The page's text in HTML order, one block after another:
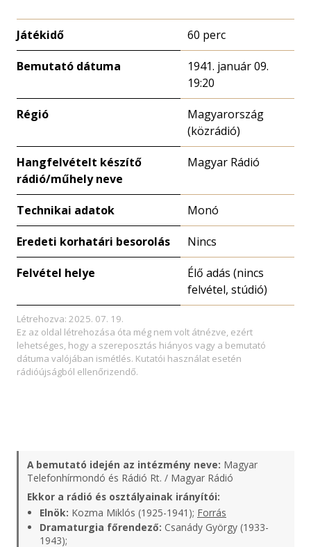
Játékidő 60 perc
Bemutató dátuma
1941. január 09.
19:20
Régió
Magyarország
(közrádió)
Hangfelvételt készítő
rádió/műhely neve
Magyar Rádió
Technikai adatok Monó
Eredeti korhatári besorolás Nincs
Felvétel helye
Élő adás (nincs
felvétel, stúdió)
Létrehozva: 2025. 07. 19.
Ez az oldal létrehozása óta még nem volt átnézve, ezért
lehetséges, hogy a szereposztás hiányos vagy a bemutató
dátuma valójában ismétlés. Kutatói használat esetén
rádióújságból ellenőrizendő.
A bemutató idején az intézmény neve: Magyar
Telefonhírmondó és Rádió Rt. / Magyar Rádió
Ekkor a rádió és osztályainak irányítói:
Elnök: Kozma Miklós (1925-1941); Forrás
Dramaturgia főrendező: Csanády György (1933-
1943);